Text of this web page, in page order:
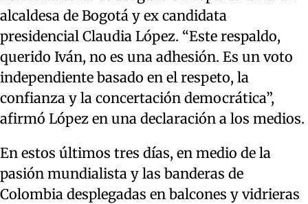
alcaldesa de Bogotá y ex candidata
presidencial Claudia López. “Este respaldo,
querido Iván, no es una adhesión. Es un voto
independiente basado en el respeto, la
confianza y la concertación democrática”,
afirmó López en una declaración a los medios.
En estos últimos tres días, en medio de la
pasión mundialista y las banderas de
Colombia desplegadas en balcones y vidrieras